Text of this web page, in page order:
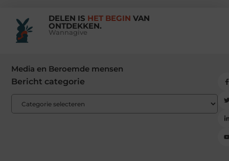
DELEN IS HET BEGIN VAN
ONTDEKKEN.
Wannagive
Media en Beroemde mensen
Bericht categorie